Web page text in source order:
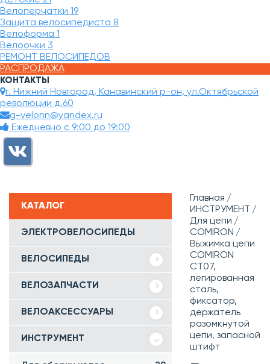
Велоперчатки 19
Защита велосипедиста 8
Велоформа 1
Велоочки 3
РЕМОНТ ВЕЛОСИПЕДОВ
РАСПРОДАЖА
КОНТАКТЫ
г. Нижний Новгород, Канавинский р-он, ул.Октябрьской
революции д.60
g-velonn@yandex.ru
Ежедневно с 9:00 до 19:00
КАТАЛОГ
ЭЛЕКТРОВЕЛОСИПЕДЫ
ВЕЛОСИПЕДЫ
ВЕЛОЗАПЧАСТИ
ВЕЛОАКСЕССУАРЫ
ИНСТРУМЕНТ
Главная
ИНСТРУМЕНТ
Для цепи
COMIRON
Выжимка цепи
COMIRON
CT07,
легированная
сталь,
фиксатор,
держатель
разомкнутой
цепи, запасной
штифт